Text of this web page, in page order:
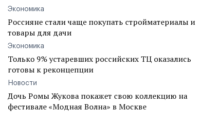
Экономика
Россияне стали чаще покупать стройматериалы и
товары для дачи
Экономика
Только 9% устаревших российских ТЦ оказались
готовы к реконцепции
Новости
Дочь Ромы Жукова покажет свою коллекцию на
фестивале «Модная Волна» в Москве